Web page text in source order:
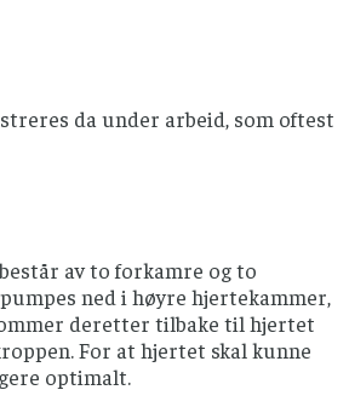
da under arbeid, som oftest
av to forkamre og to
ned i høyre hjertekammer,
deretter tilbake til hjertet
For at hjertet skal kunne
optimalt.